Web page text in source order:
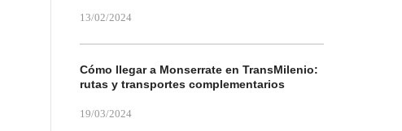
13/02/2024
Cómo llegar a Monserrate en TransMilenio:
rutas y transportes complementarios
19/03/2024